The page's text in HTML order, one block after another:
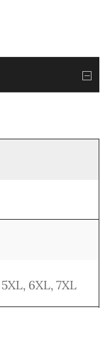
5XL, 6XL,7XL